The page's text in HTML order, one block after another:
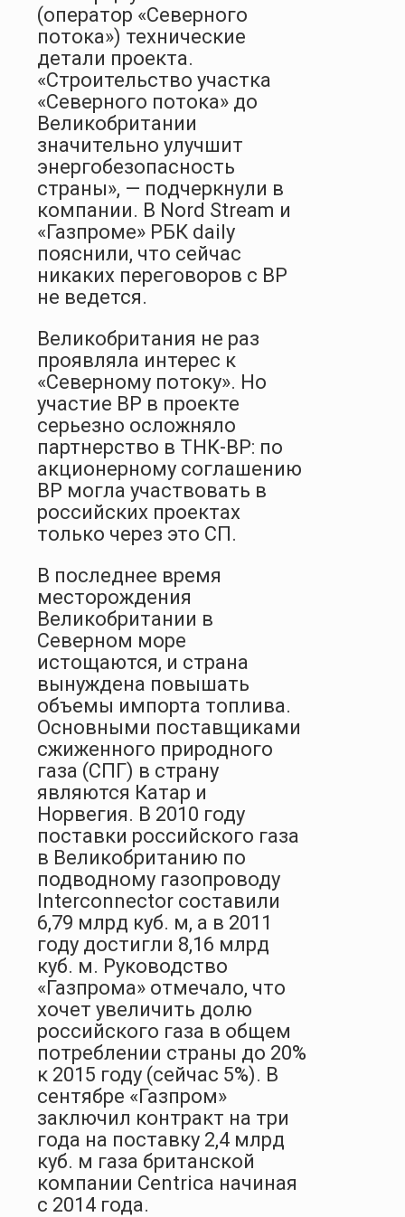
(оператор «Северного
потока») технические
детали проекта.
«Строительство участка
«Северного потока» до
Великобритании
значительно улучшит
энергобезопасность
страны», — подчеркнули в
компании. В Nord Stream и
«Газ­проме» РБК daily
пояснили, что сейчас
никаких переговоров с BP
не ведется.
Великобритания не раз
проявляла интерес к
«Северному потоку». Но
участие BP в проекте
серьезно осложняло
партнерство в ТНК-ВР: по
акционерному соглашению
ВР могла участвовать в
российских проектах
только через это СП.
В последнее время
месторождения
Великобритании в
Северном море
истощаются, и страна
вынуждена повышать
объемы импорта топлива.
Основными поставщиками
сжиженного природного
газа (СПГ) в страну
являются Катар и
Норвегия. В 2010 году
поставки российского газа
в Великобританию по
подводному газопроводу
Interconnector составили
6,79 млрд куб. м, а в 2011
году достигли 8,16 млрд
куб. м. Руководство
«Газпрома» отмечало, что
хочет увеличить долю
российского газа в общем
по­треблении страны до 20%
к 2015 году (сейчас 5%). В
сентябре «Газпром»
заключил контракт на три
года на поставку 2,4 млрд
куб. м газа британской
компании Centrica начиная
с 2014 года.